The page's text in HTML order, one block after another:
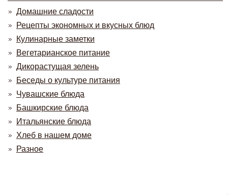
Домашние сладости
Рецепты экономных и вкусных блюд
Кулинарные заметки
Вегетарианское питание
Дикорастущая зелень
Беседы о культуре питания
Чувашские блюда
Башкирские блюда
Итальянские блюда
Хлеб в нашем доме
Разное